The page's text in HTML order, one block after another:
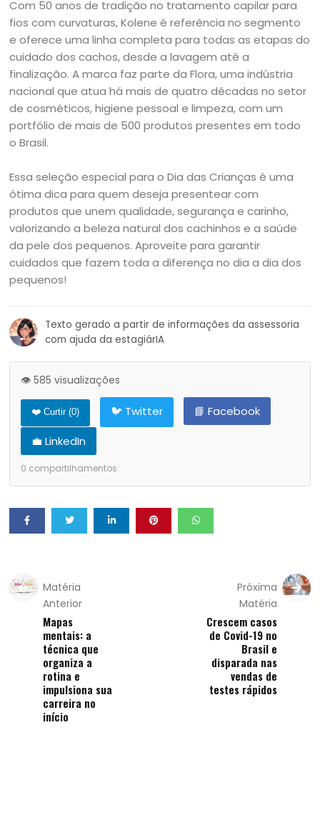
Com 50 anos de tradição no tratamento capilar para
fios com curvaturas, Kolene é referência no segmento
e oferece uma linha completa para todas as etapas do
cuidado dos cachos, desde a lavagem até a
finalização. A marca faz parte da Flora, uma indústria
nacional que atua há mais de quatro décadas no setor
de cosméticos, higiene pessoal e limpeza, com um
portfólio de mais de 500 produtos presentes em todo
o Brasil.
Essa seleção especial para o Dia das Crianças é uma
ótima dica para quem deseja presentear com
produtos que unem qualidade, segurança e carinho,
valorizando a beleza natural dos cachinhos e a saúde
da pele dos pequenos. Aproveite para garantir
cuidados que fazem toda a diferença no dia a dia dos
pequenos!
Texto gerado a partir de informações da assessoria
com ajuda da estagiárIA
👁️ 585 visualizações
❤️ Curtir (0) 🐦 Twitter
📘 Facebook
💼 LinkedIn
0 compartilhamentos
Matéria
Anterior
Mapas
mentais: a
técnica que
organiza a
rotina e
impulsiona sua
carreira no
início
Próxima
Matéria
Crescem casos
de Covid-19 no
Brasil e
disparada nas
vendas de
testes rápidos